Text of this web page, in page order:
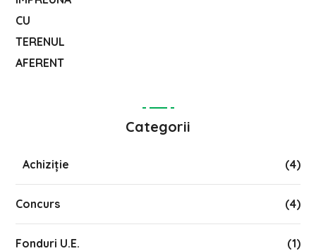
Categorii
Achiziție (4)
Concurs (4)
Fonduri U.E. (1)